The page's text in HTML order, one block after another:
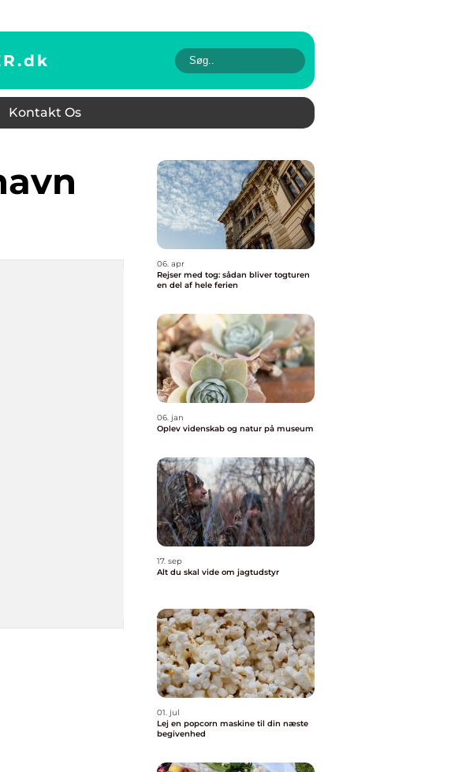
dk
Kontakt Os
06. apr
Rejser med tog: sådan bliver togturen
en del af hele ferien
06. jan
Oplev videnskab og natur på museum
17. sep
Alt du skal vide om jagtudstyr
01. jul
Lej en popcorn maskine til din næste
begivenhed